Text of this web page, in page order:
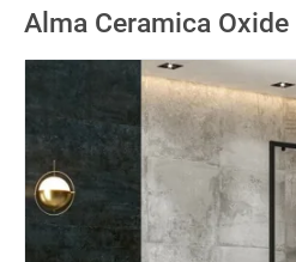
Аlma Ceramica